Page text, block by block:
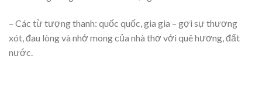
– Các từ tượng thanh: quốc quốc, gia gia – gợi sự thương
xót, đau lòng và nhớ mong của nhà thơ với quê hương, đất
nước.